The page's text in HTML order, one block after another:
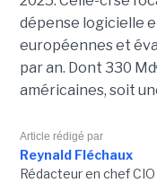
dépense logicielle
européennes et
par an. Dont 330
américaines, soit
Article rédigé par
Reynald Fléchaux
Rédacteur en chef CIO